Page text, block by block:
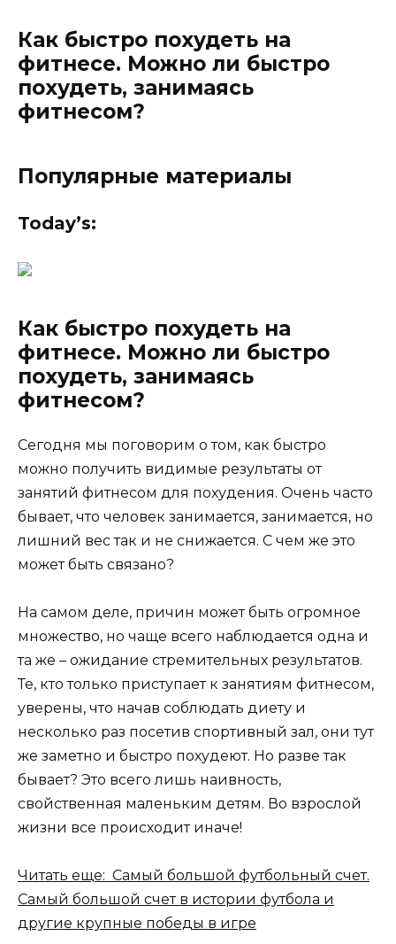
Как быстро похудеть на
фитнесе. Можно ли быстро
похудеть, занимаясь
фитнесом?
Популярные материалы
Today’s:
Как быстро похудеть на
фитнесе. Можно ли быстро
похудеть, занимаясь
фитнесом?
Сегодня мы поговорим о том, как быстро
можно получить видимые результаты от
занятий фитнесом для похудения. Очень часто
бывает, что человек занимается, занимается, но
лишний вес так и не снижается. С чем же это
может быть связано?
На самом деле, причин может быть огромное
множество, но чаще всего наблюдается одна и
та же – ожидание стремительных результатов.
Те, кто только приступает к занятиям фитнесом,
уверены, что начав соблюдать диету и
несколько раз посетив спортивный зал, они тут
же заметно и быстро похудеют. Но разве так
бывает? Это всего лишь наивность,
свойственная маленьким детям. Во взрослой
жизни все происходит иначе!
Читать еще: Самый большой футбольный счет.
Самый большой счет в истории футбола и
другие крупные победы в игре